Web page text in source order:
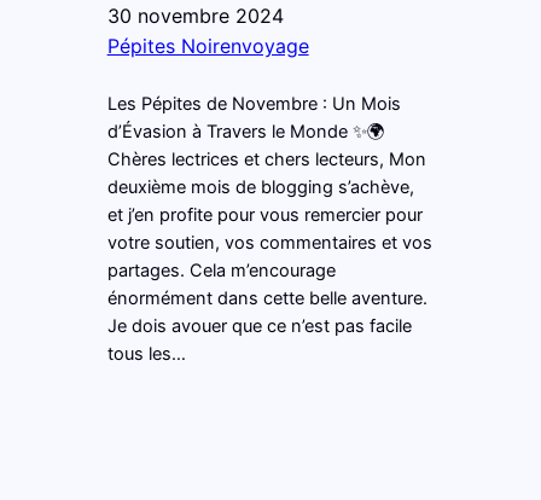
30 novembre 2024
Pépites Noirenvoyage
Les Pépites de Novembre : Un Mois
d’Évasion à Travers le Monde ✨🌍
Chères lectrices et chers lecteurs, Mon
deuxième mois de blogging s’achève,
et j’en profite pour vous remercier pour
votre soutien, vos commentaires et vos
partages. Cela m’encourage
énormément dans cette belle aventure.
Je dois avouer que ce n’est pas facile
tous les…